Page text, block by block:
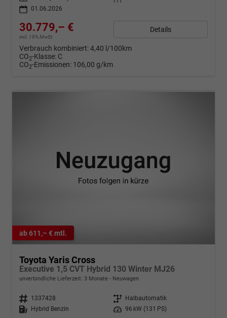
01.06.2026
30.779,– €
incl. 19% MwSt.
Details
Verbrauch kombiniert:4,40 l/100km
CO2-Klasse: C
CO2-Emissionen: 106,00 g/km
ab 611,– € mtl.
Toyota Yaris Cross
Executive 1,5 CVT Hybrid 130 Winter MJ26
unverbindliche Lieferzeit: 3 Monate Neuwagen
Fahrzeugnr. 1337428 Getriebe
Halbautomatik
Kraftstoff
Hybrid Benzin Leistung 96 kW (131 PS)